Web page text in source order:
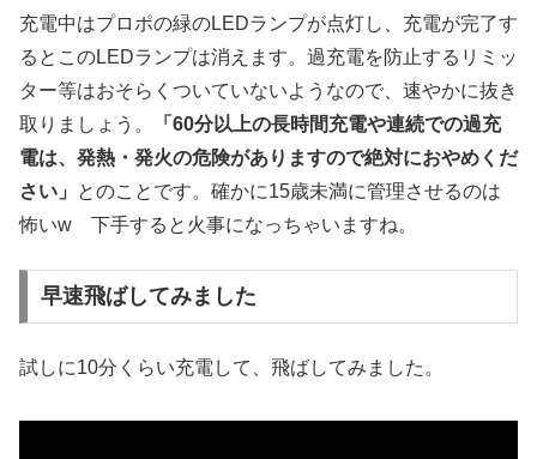
充電中はプロポの緑のLEDランプが点灯し、充電が完了す
るとこのLEDランプは消えます。過充電を防止するリミッ
ター等はおそらくついていないようなので、速やかに抜き
取りましょう。
「60分以上の長時間充電や連続での過充
電は、発熱・発火の危険がありますので絶対におやめくだ
さい」
とのことです。確かに15歳未満に管理させるのは
怖いw 下手すると火事になっちゃいますね。
早速飛ばしてみました
試しに10分くらい充電して、飛ばしてみました。